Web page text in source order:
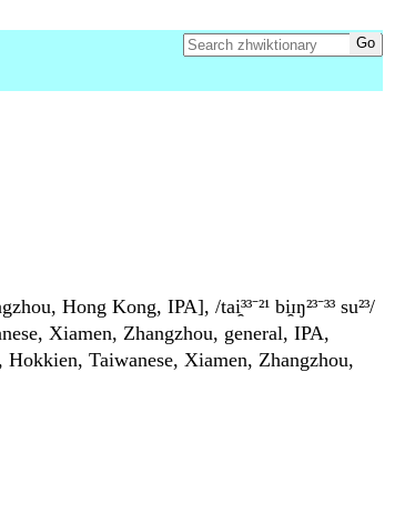
Hong Kong, IPA], /tai̯³³⁻²¹ bi̯ɪŋ²³⁻³³ su²³/
Xiamen, Zhangzhou, general, IPA,
Hokkien, Taiwanese, Xiamen, Zhangzhou,